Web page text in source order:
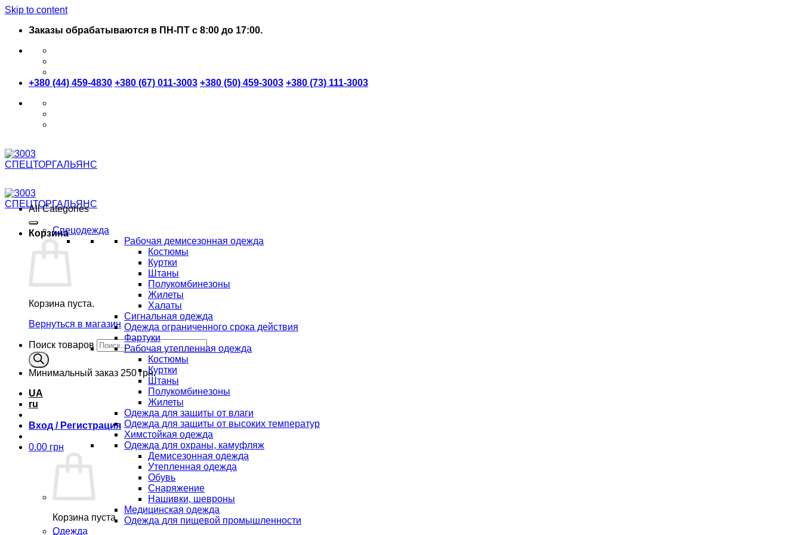
Skip to content
Заказы обрабатываются в ПН-ПТ с 8:00 до 17:00.
+380 (44) 459-4830 +380 (67) 011-3003 +380 (50) 459-3003 +380 (73) 111-3003
Корзина
Корзина пуста.
Вернуться в магазин
Поиск товаров
Минимальный заказ 250 грн.
UA
ru
Вход / Регистрация
0.00 грн
Корзина пуста.
All Categories
Спецодежда
Рабочая демисезонная одежда
Костюмы
Куртки
Штаны
Полукомбинезоны
Жилеты
Халаты
Сигнальная одежда
Одежда ограниченного срока действия
Фартуки
Рабочая утепленная одежда
Костюмы
Куртки
Штаны
Полукомбинезоны
Жилеты
Одежда для защиты от влаги
Одежда для защиты от высоких температур
Химстойкая одежда
Одежда для охраны, камуфляж
Демисезонная одежда
Утепленная одежда
Обувь
Снаряжение
Нашивки, шевроны
Медицинская одежда
Одежда для пищевой промышленности
Одежда